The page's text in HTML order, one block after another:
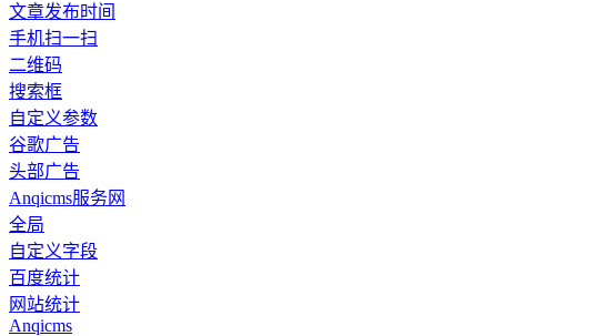
文章发布时间
手机扫一扫
二维码
搜索框
自定义参数
谷歌广告
头部广告
Anqicms服务网
全局
自定义字段
百度统计
网站统计
Anqicms